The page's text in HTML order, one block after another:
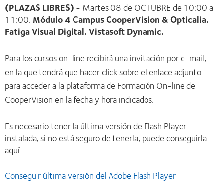
(PLAZAS LIBRES) - Martes 08 de OCTUBRE de 10:00 a
11:00. Módulo 4 Campus CooperVision & Opticalia.
Fatiga Visual Digital. Vistasoft Dynamic.
Para los cursos on-line recibirá una invitación por e-mail,
en la que tendrá que hacer click sobre el enlace adjunto
para acceder a la plataforma de Formación On-line de
CooperVision en la fecha y hora indicados.
Es necesario tener la última versión de Flash Player
instalada, si no está seguro de tenerla, puede conseguirla
aquí:
Conseguir última versión del Adobe Flash Player